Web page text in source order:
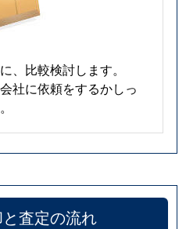
、比較検討します。
社に依頼をするかしっ
査定の流れ